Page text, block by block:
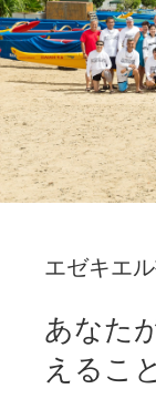
エゼキエ
あなた
えるこ